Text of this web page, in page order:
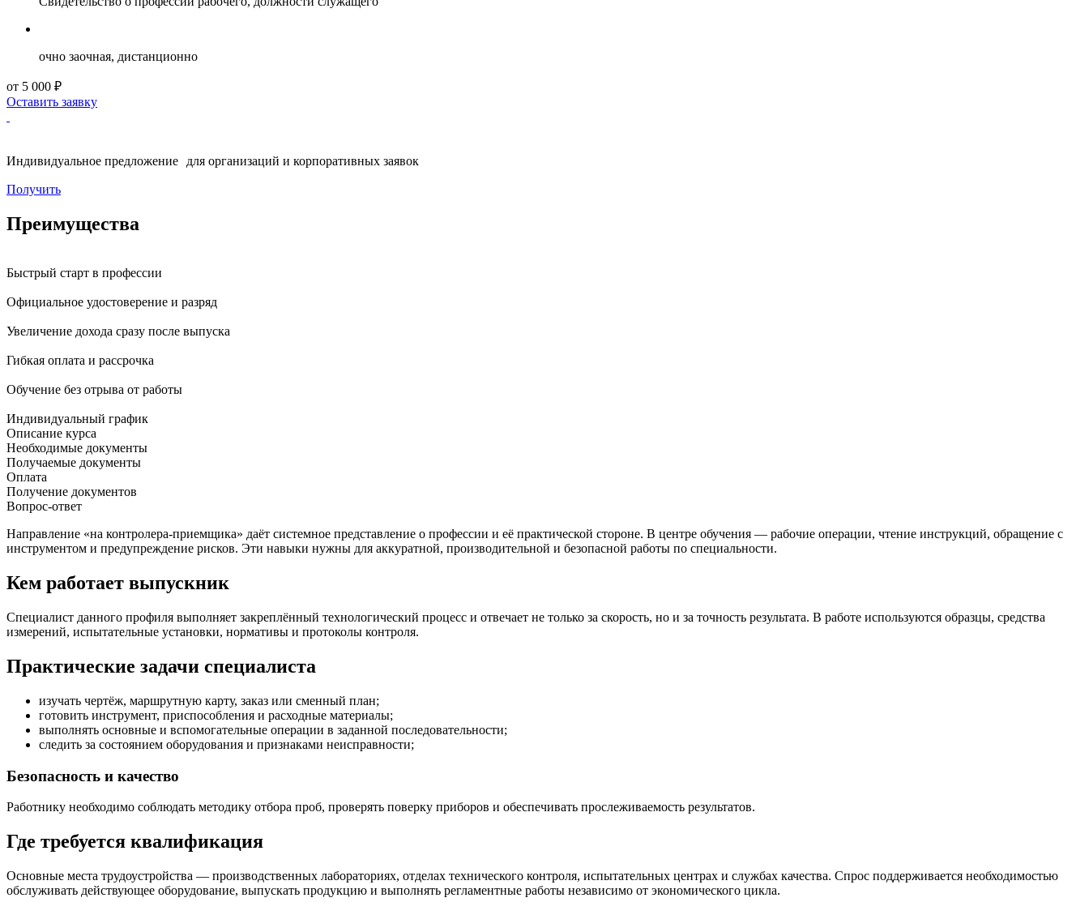
очно заочная, дистанционно
от 5 000 ₽
Оставить заявку
Индивидуальное предложение для организаций и корпоративных заявок
Получить
Преимущества
Быстрый старт в профессии
Официальное удостоверение и разряд
Увеличение дохода сразу после выпуска
Гибкая оплата и рассрочка
Обучение без отрыва от работы
Индивидуальный график
Описание курса
Необходимые документы
Получаемые документы
Оплата
Получение документов
Вопрос-ответ
Направление «на контролера-приемщика» даёт системное представление о профессии и её практической стороне. В центре обучения — рабочие операции, чтение инструкций, обращение с
инструментом и предупреждение рисков. Эти навыки нужны для аккуратной, производительной и безопасной работы по специальности.
Кем работает выпускник
Специалист данного профиля выполняет закреплённый технологический процесс и отвечает не только за скорость, но и за точность результата. В работе используются образцы, средства
измерений, испытательные установки, нормативы и протоколы контроля.
Практические задачи специалиста
изучать чертёж, маршрутную карту, заказ или сменный план;
готовить инструмент, приспособления и расходные материалы;
выполнять основные и вспомогательные операции в заданной последовательности;
следить за состоянием оборудования и признаками неисправности;
Безопасность и качество
Работнику необходимо соблюдать методику отбора проб, проверять поверку приборов и обеспечивать прослеживаемость результатов.
Где требуется квалификация
Основные места трудоустройства — производственных лабораториях, отделах технического контроля, испытательных центрах и службах качества. Спрос поддерживается необходимостью
обслуживать действующее оборудование, выпускать продукцию и выполнять регламентные работы независимо от экономического цикла.